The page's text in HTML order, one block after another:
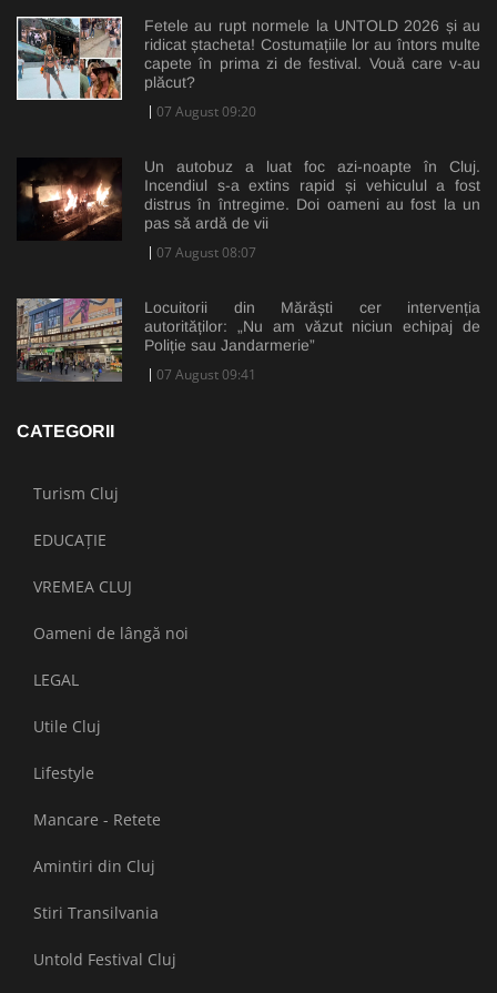
Fetele au rupt normele la UNTOLD 2026 și au
ridicat ștacheta! Costumațiile lor au întors multe
capete în prima zi de festival. Vouă care v-au
plăcut?
07 August 09:20
Un autobuz a luat foc azi-noapte în Cluj.
Incendiul s-a extins rapid și vehiculul a fost
distrus în întregime. Doi oameni au fost la un
pas să ardă de vii
07 August 08:07
Locuitorii din Mărăști cer intervenția
autorităților: „Nu am văzut niciun echipaj de
Poliție sau Jandarmerie”
07 August 09:41
CATEGORII
Turism Cluj
EDUCAȚIE
VREMEA CLUJ
Oameni de lângă noi
LEGAL
Utile Cluj
Lifestyle
Mancare - Retete
Amintiri din Cluj
Stiri Transilvania
Untold Festival Cluj